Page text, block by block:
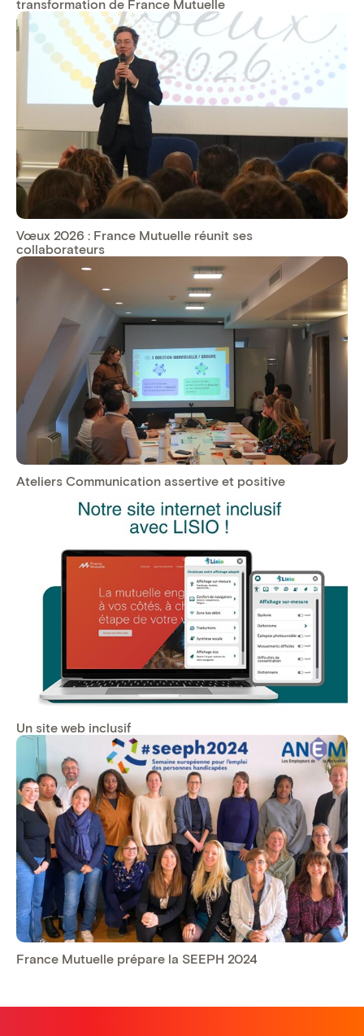
transformation de France Mutuelle
Vœux 2026 : France Mutuelle réunit ses
collaborateurs
Ateliers Communication assertive et positive
Un site web inclusif
France Mutuelle prépare la SEEPH 2024